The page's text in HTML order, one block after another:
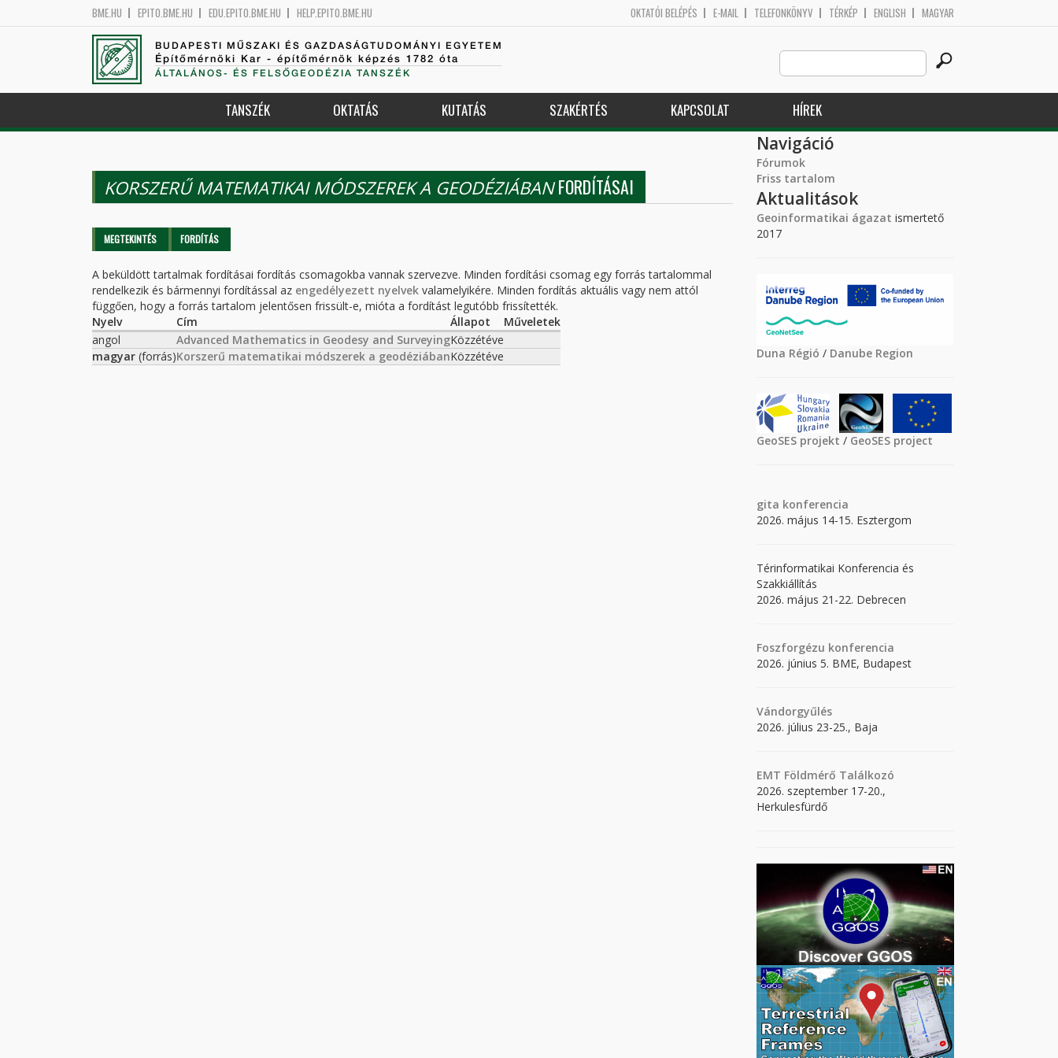
BME.HU EPITO.BME.HU EDU.EPITO.BME.HU HELP.EPITO.BME.HU OKTATÓI BELÉPÉS E-MAIL TELEFONKÖNYV TÉRKÉP ENGLISH MAGYAR
BUDAPESTI MŰSZAKI ÉS GAZDASÁGTUDOMÁNYI EGYETEM
Építőmérnöki Kar - építőmérnök képzés 1782 óta
ÁLTALÁNOS- ÉS FELSŐGEODÉZIA TANSZÉK
Search
this
site
TANSZÉK OKTATÁS KUTATÁS SZAKÉRTÉS KAPCSOLAT HÍREK
KORSZERŰ MATEMATIKAI MÓDSZEREK A GEODÉZIÁBANFORDÍTÁSAI
Elsődleges fülek
MEGTEKINTÉS FORDÍTÁS
A beküldött tartalmak fordításai fordítás csomagokba vannak szervezve. Minden fordítási csomag egy forrás tartalommal
rendelkezik és bármennyi fordítással az engedélyezett nyelvek valamelyikére. Minden fordítás aktuális vagy nem attól
függően, hogy a forrás tartalom jelentősen frissült-e, mióta a fordítást legutóbb frissítették.
Nyelv
Cím Állapot
Műveletek
angol
Advanced Mathematics in Geodesy and SurveyingKözzétéve
magyar (forrás)Korszerű matematikai módszerek a geodéziábanKözzétéve
Navigáció
Fórumok
Friss tartalom
Aktualitások
Geoinformatikai ágazat ismertető
2017
Duna Régió / Danube Region
GeoSES projekt / GeoSES project
gita konferencia
2026. május 14-15. Esztergom
Térinformatikai Konferencia és
Szakkiállítás
2026. május 21-22. Debrecen
Foszforgézu konferencia
2026. június 5. BME, Budapest
Vándorgyűlés
2026. július 23-25., Baja
EMT Földmérő Találkozó
2026. szeptember 17-20.,
Herkulesfürdő